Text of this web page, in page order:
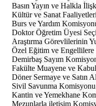
Basın Yayın ve Halkla
Kültür ve Sanat
Burs ve Yardım
Doktor Öğretim Üyesi
Araştırma Görevlilerinin
Özel Eğitim ve
Demirbaş Sayım
Fakülte Muayene ve
Döner Sermaye ve Satın
Sivil Savunma Komisyonu
Kantin ve Yemekhane
Mezunlarla iletişim